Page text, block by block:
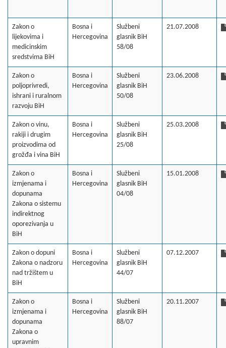
Zakon o
lijekovima i
medicinskim
sredstvima BiH
Bosna i
Hercegovina
Službeni
glasnik BiH
58/08
21.07.2008
Zakon o
poljoprivredi,
ishrani i ruralnom
razvoju BiH
Bosna i
Hercegovina
Službeni
glasnik BiH
50/08
23.06.2008
Zakon o vinu,
rakiji i drugim
proizvodima od
grožđa i vina BiH
Bosna i
Hercegovina
Službeni
glasnik BiH
25/08
25.03.2008
Zakon o
izmjenama i
dopunama
Zakona o sistemu
indirektnog
oporezivanja u
BiH
Bosna i
Hercegovina
Službeni
glasnik BiH
04/08
15.01.2008
Zakon o dopuni
Zakona o nadzoru
nad tržištem u
BiH
Bosna i
Hercegovina
Službeni
glasnik BiH
44/07
07.12.2007
Zakon o
izmjenama i
dopunama
Zakona o
upravnim
Bosna i
Hercegovina
Službeni
glasnik BiH
88/07
20.11.2007